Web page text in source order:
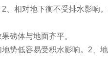
、相对地下衡不受排水影响
磅体与地面齐平。
势低容易受积水影响。2、